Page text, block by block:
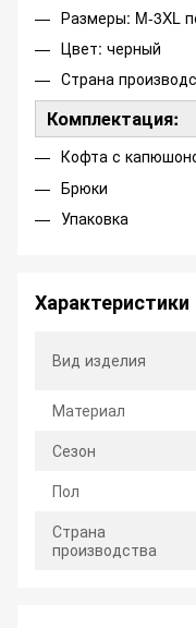
Размеры: M-3XL
Цвет: черный
Страна
Комплектация:
Кофта с
Брюки
Упаковка
Характеристики
Вид изделия
Материал
Сезон
Пол
Страна
производства